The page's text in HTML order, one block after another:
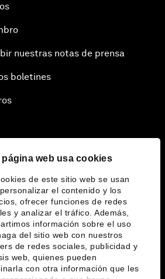
página web usa cookies
de este sitio web se usan
el contenido y los
ofrecer funciones de redes
y analizar el tráfico. Además,
información sobre el uso
del sitio web con nuestros
de redes sociales, publicidad y
web, quienes pueden
con otra información que les
nuestras notas de prensa
boletines
Foro
idiomas